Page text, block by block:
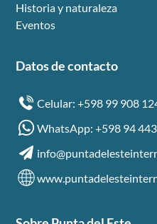
Historia y naturaleza
Eventos
Datos de contacto
Celular: +598 99 908
WhatsApp: +598 94